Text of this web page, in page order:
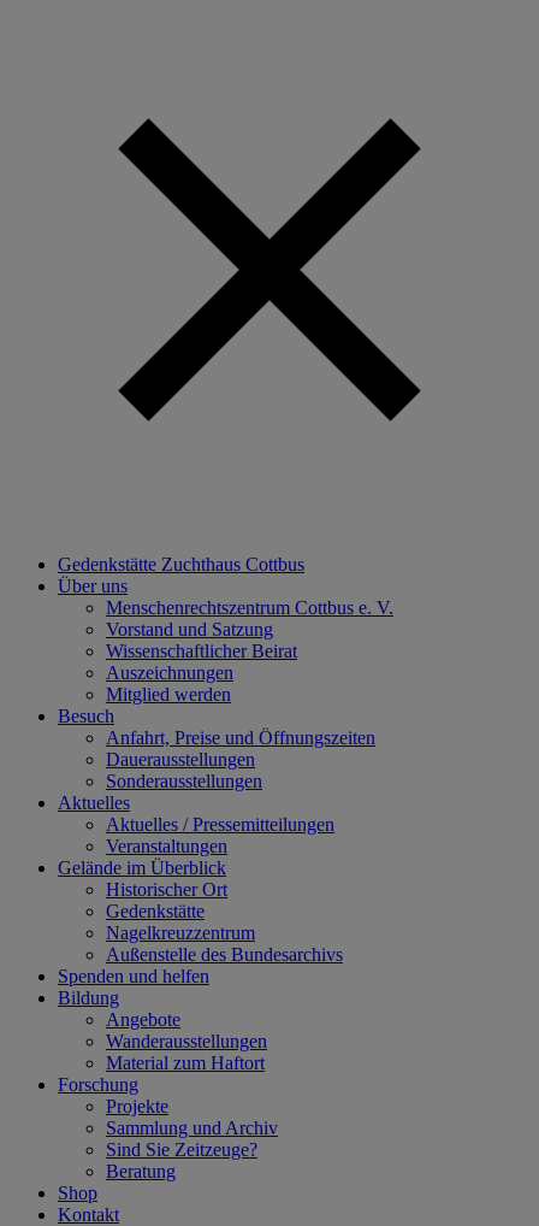
Gedenkstätte Zuchthaus Cottbus
Über uns
Menschenrechtszentrum Cottbus e. V.
Vorstand und Satzung
Wissenschaftlicher Beirat
Auszeichnungen
Mitglied werden
Besuch
Anfahrt, Preise und Öffnungszeiten
Dauerausstellungen
Sonderausstellungen
Aktuelles
Aktuelles / Pressemitteilungen
Veranstaltungen
Gelände im Überblick
Historischer Ort
Gedenkstätte
Nagelkreuzzentrum
Außenstelle des Bundesarchivs
Spenden und helfen
Bildung
Angebote
Wanderausstellungen
Material zum Haftort
Forschung
Projekte
Sammlung und Archiv
Sind Sie Zeitzeuge?
Beratung
Shop
Kontakt